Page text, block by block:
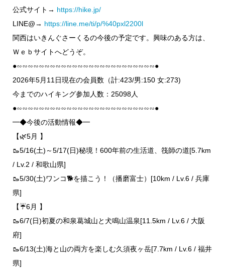
公式サイト→ https://hike.jp/
LINE@→ https://line.me/ti/p/%40pxl2200l
関西はいきんぐさーくるの今後の予定です。興味のある方は、
Ｗｅｂサイトへどうぞ。
●∽∽∽∽∽∽∽∽∽∽∽∽∽∽∽∽∽∽∽∽∽∽∽∽∽●
2026年5月11日現在の会員数（計:423/男:150 女:273)
今までのハイキング参加人数：25098人
●∽∽∽∽∽∽∽∽∽∽∽∽∽∽∽∽∽∽∽∽∽∽∽∽∽●
━◆今後の活動情報◆━
【🌿5月 】
🥾5/16(土)～5/17(日)秘境！600年前の生活道、筏師の道[5.7km
/ Lv.2 / 和歌山県]
🥾5/30(土)ワンコ🐕を描こう！（播磨富士）[10km / Lv.6 / 兵庫
県]
【☔6月 】
🥾6/7(日)初夏の和泉葛城山と犬鳴山温泉[11.5km / Lv.6 / 大阪
府]
🥾6/13(土)海と山の両方を楽しむ久須夜ヶ岳[7.7km / Lv.6 / 福井
県]